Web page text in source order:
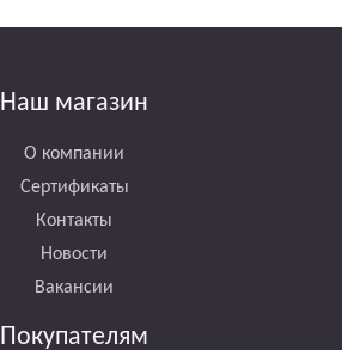
Наш магазин
О компании
Сертификаты
Контакты
Новости
Вакансии
Покупателям